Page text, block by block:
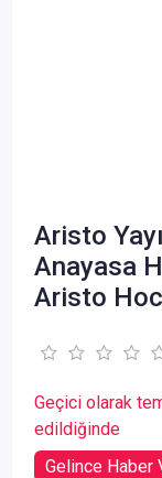
Aristo
Anayasa
Aristo
Geçici olarak
edildiğinde
Gelince Haber